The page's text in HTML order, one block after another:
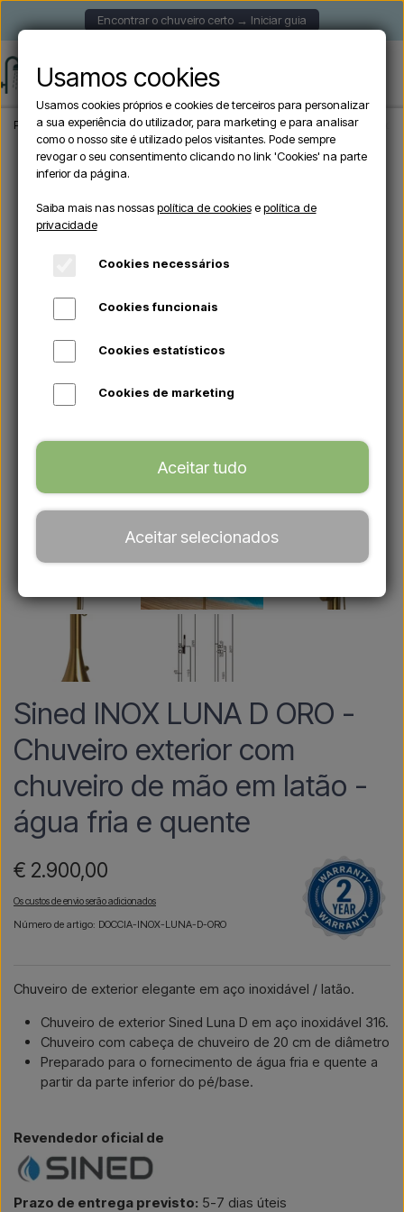
Encontrar o chuveiro certo → Iniciar guia
Página inicial Chuveiros de jardim Chuveiros exteriores autónomos
Sined INOX LUNA D ORO -
Chuveiro exterior com
chuveiro de mão em latão -
água fria e quente
€ 2.900,00
Os custos de envio serão adicionados
Número de artigo: DOCCIA-INOX-LUNA-D-ORO
Chuveiro de exterior elegante em aço inoxidável / latão.
Chuveiro de exterior Sined Luna D em aço inoxidável 316.
Chuveiro com cabeça de chuveiro de 20 cm de diâmetro
Preparado para o fornecimento de água fria e quente a
partir da parte inferior do pé/base.
Revendedor oficial de
Prazo de entrega previsto: 5-7 dias úteis
Usamos cookies
Usamos cookies próprios e cookies de terceiros para personalizar
a sua experiência do utilizador, para marketing e para analisar
como o nosso site é utilizado pelos visitantes. Pode sempre
revogar o seu consentimento clicando no link 'Cookies' na parte
inferior da página.
Saiba mais nas nossaspolítica de cookiesepolítica de
privacidade
Cookies necessários
Cookies funcionais
Cookies estatísticos
Cookies de marketing
Aceitar tudo
Aceitar selecionados